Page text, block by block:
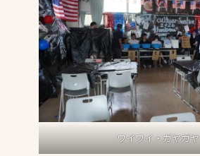
ワイワイ・ガヤガヤ